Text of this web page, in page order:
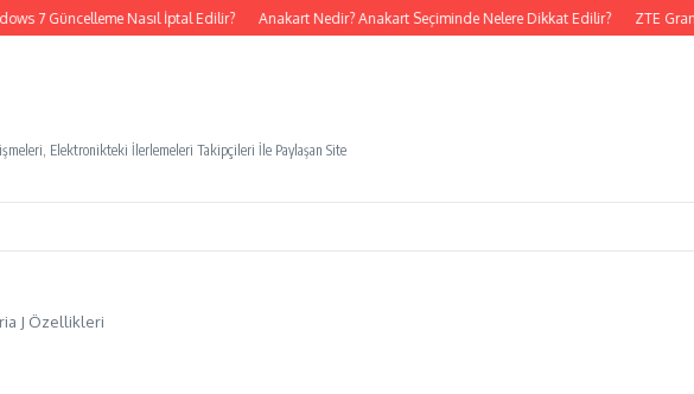
7 Güncelleme Nasıl İptal Edilir? Anakart Nedir? Anakart Seçiminde Nelere Dikkat Edilir? ZTE
Elektronikteki İlerlemeleri Takipçileri İle Paylaşan Site
J Özellikleri